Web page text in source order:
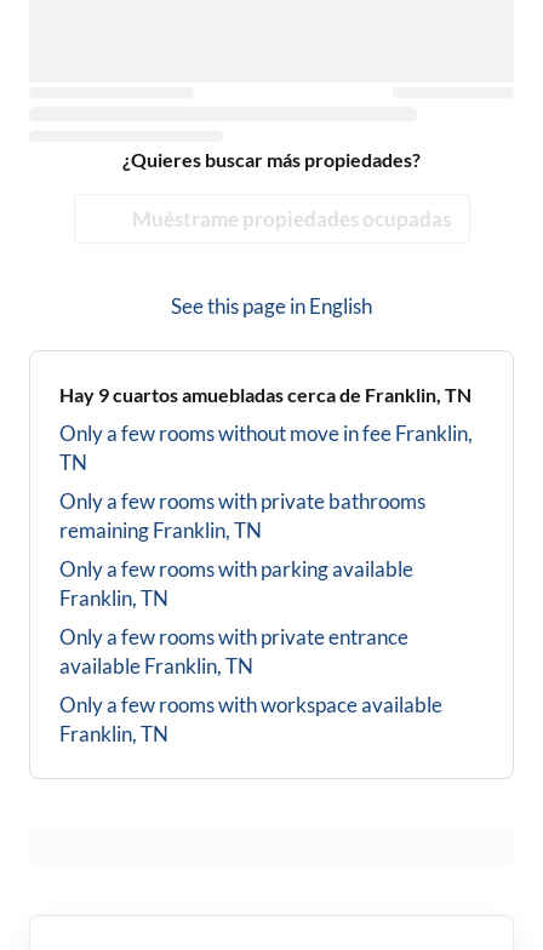
¿Quieres buscar más propiedades?
Muéstrame propiedades ocupadas
See this page inEnglish
Hay 9cuartos amuebladas cerca de Franklin, TN
Only a few rooms without move in feeFranklin,
TN
Only a few rooms with private bathrooms
remainingFranklin, TN
Only a few rooms with parking available
Franklin, TN
Only a few rooms with private entrance
availableFranklin, TN
Only a few rooms with workspace available
Franklin, TN